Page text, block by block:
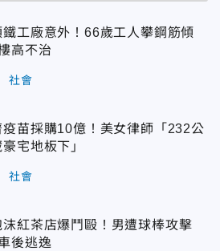
鐵工廠意外！66歲工人攀鋼筋傾
高不治
社會
疫苗採購10億！美女律師「232公
宅地板下」
社會
沫紅茶店爆鬥毆！男遭球棒攻擊
後逃逸